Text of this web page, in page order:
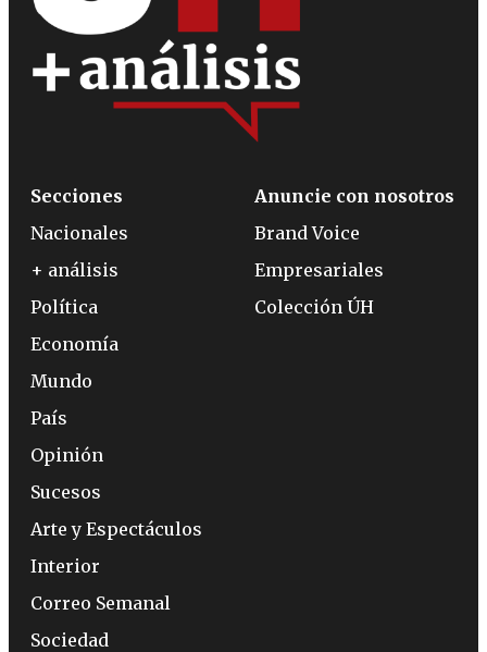
Secciones
Nacionales
+ análisis
Política
Economía
Mundo
País
Opinión
Sucesos
Arte y Espectáculos
Interior
Correo Semanal
Sociedad
Anuncie con nosotros
Brand Voice
Empresariales
Colección ÚH